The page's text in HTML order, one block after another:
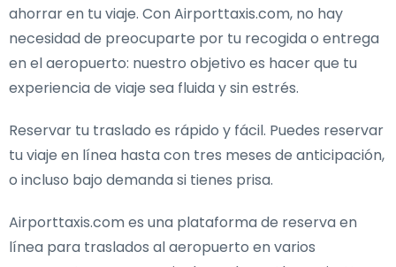
ahorrar en tu viaje. Con Airporttaxis.com, no hay
necesidad de preocuparte por tu recogida o entrega
en el aeropuerto: nuestro objetivo es hacer que tu
experiencia de viaje sea fluida y sin estrés.
Reservar tu traslado es rápido y fácil. Puedes reservar
tu viaje en línea hasta con tres meses de anticipación,
o incluso bajo demanda si tienes prisa.
Airporttaxis.com es una plataforma de reserva en
línea para traslados al aeropuerto en varios